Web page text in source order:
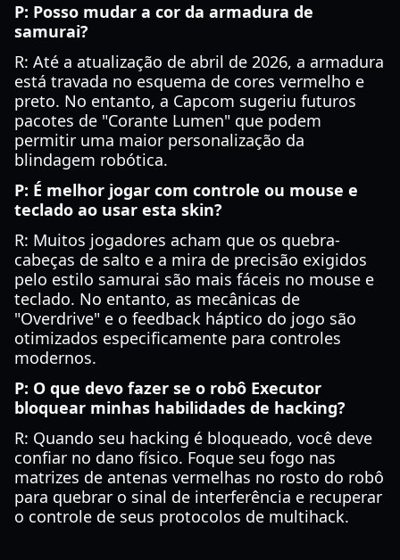
P: Posso mudar a cor da armadura de
samurai?
R: Até a atualização de abril de 2026, a armadura
está travada no esquema de cores vermelho e
preto. No entanto, a Capcom sugeriu futuros
pacotes de "Corante Lumen" que podem
permitir uma maior personalização da
blindagem robótica.
P: É melhor jogar com controle ou mouse e
teclado ao usar esta skin?
R: Muitos jogadores acham que os quebra-
cabeças de salto e a mira de precisão exigidos
pelo estilo samurai são mais fáceis no mouse e
teclado. No entanto, as mecânicas de
"Overdrive" e o feedback háptico do jogo são
otimizados especificamente para controles
modernos.
P: O que devo fazer se o robô Executor
bloquear minhas habilidades de hacking?
R: Quando seu hacking é bloqueado, você deve
confiar no dano físico. Foque seu fogo nas
matrizes de antenas vermelhas no rosto do robô
para quebrar o sinal de interferência e recuperar
o controle de seus protocolos de multihack.